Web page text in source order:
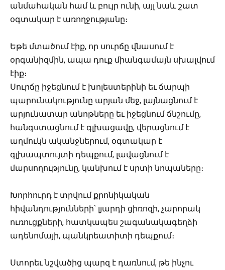
անմահական համ և բույր ունի, այլ նաև շատ
օգտակար է առողջությանը։
Եթե մտածում էիք, որ սուրճը վնասում է
օրգանիզմին, ապա դուք միանգամայն սխալվում
էիք։
Սուրճը իջեցնում է խոլեստերինի եւ ճարպի
պարունակությունը արյան մեջ, լայնացնում է
արյունատար անոթները եւ իջեցնում ճնշումը,
հանգստացնում է գլխացավը, վերացնում է
աղմուկն ականջներում, օգտակար է
գլխապտույտի դեպքում, լավացնում է
մարսողությունը, կանխում է սրտի նոպաները։
Խորհուրդ է տրվում քրոնիկական
հիվանդությունների՝ լյարդի ցիռոզի, չարորակ
ուռուցքների, հատկապես շագանակագեղձի
ադենոմայի, պանկրեատիտի դեպքում։
Ստորեւ նշվածից պարզ է դառնում, թե ինչու